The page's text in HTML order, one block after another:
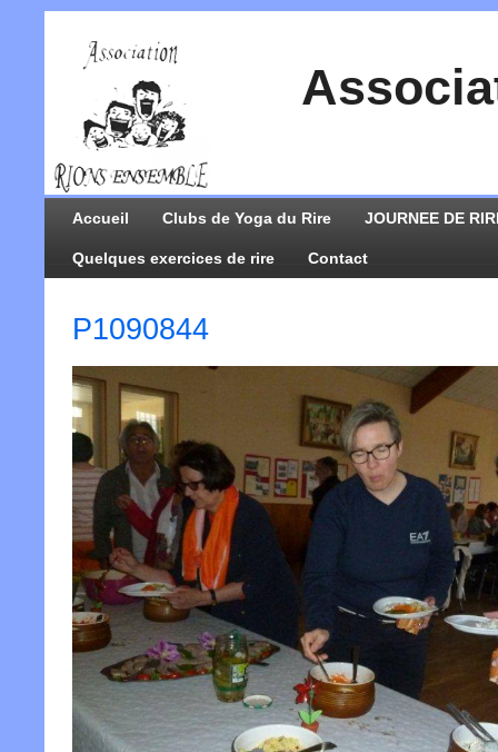
Accueil Clubs de Yoga du Rire JOURNEE DE
Quelques exercices de rire Contact
P1090844